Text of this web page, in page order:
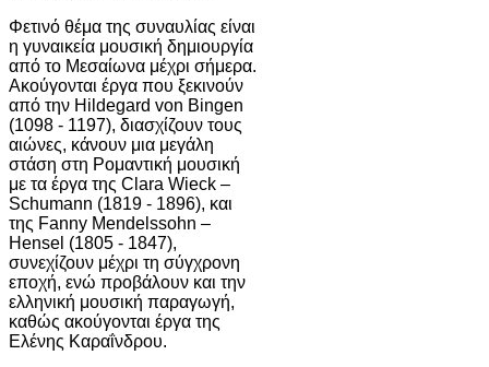
Φετινό θέμα της συναυλίας είναι
η γυναικεία μουσική δημιουργία
από το Μεσαίωνα μέχρι σήμερα.
Ακούγονται έργα που ξεκινούν
από την Ηildegard von Βingen
(1098 - 1197), διασχίζουν τους
αιώνες, κάνουν μια μεγάλη
στάση στη Ρομαντική μουσική
με τα έργα της Clara Wieck –
Schumann (1819 - 1896), και
της Fanny Mendelssohn –
Hensel (1805 - 1847),
συνεχίζουν μέχρι τη σύγχρονη
εποχή, ενώ προβάλουν και την
ελληνική μουσική παραγωγή,
καθώς ακούγονται έργα της
Ελένης Καραΐνδρου.